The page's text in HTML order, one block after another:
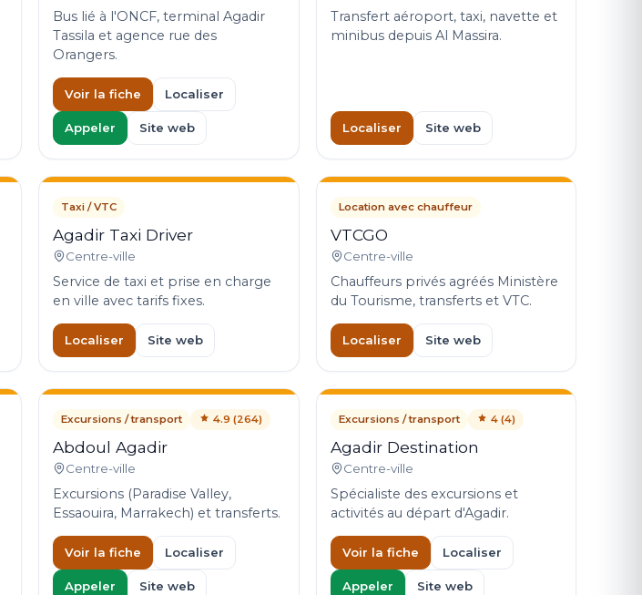
Bus lié à l'ONCF, terminal Agadir
Tassila et agence rue des
Orangers.
Voir la fiche Localiser
Appeler Site web
Transfert aéroport, taxi, navette et
minibus depuis Al Massira.
Localiser Site web
Taxi / VTC
Agadir Taxi Driver
Centre-ville
Service de taxi et prise en charge
en ville avec tarifs fixes.
Localiser Site web
Location avec chauffeur
VTCGO
Centre-ville
Chauffeurs privés agréés Ministère
du Tourisme, transferts et VTC.
Localiser Site web
Excursions / transport 4.9 (264)
Abdoul Agadir
Centre-ville
Excursions (Paradise Valley,
Essaouira, Marrakech) et transferts.
Voir la fiche Localiser
Appeler Site web
Excursions / transport 4 (4)
Agadir Destination
Centre-ville
Spécialiste des excursions et
activités au départ d'Agadir.
Voir la fiche Localiser
Appeler Site web